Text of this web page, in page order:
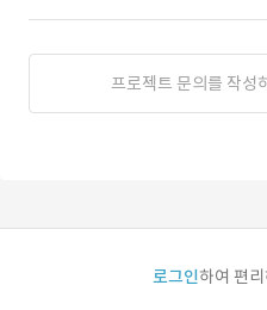
프로젝트 문의를 작성
로그인하여 편